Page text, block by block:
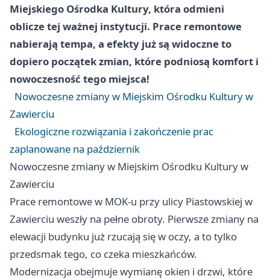
Miejskiego Ośrodka Kultury, która odmieni
oblicze tej ważnej instytucji. Prace remontowe
nabierają tempa, a efekty już są widoczne to
dopiero początek zmian, które podniosą komfort i
nowoczesność tego miejsca!
Nowoczesne zmiany w Miejskim Ośrodku Kultury w
Zawierciu
Ekologiczne rozwiązania i zakończenie prac
zaplanowane na październik
Nowoczesne zmiany w Miejskim Ośrodku Kultury w
Zawierciu
Prace remontowe w MOK-u przy ulicy Piastowskiej w
Zawierciu weszły na pełne obroty. Pierwsze zmiany na
elewacji budynku już rzucają się w oczy, a to tylko
przedsmak tego, co czeka mieszkańców.
Modernizacja obejmuje wymianę okien i drzwi, które